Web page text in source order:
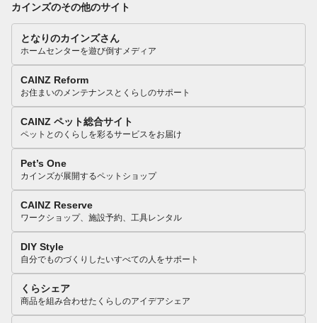
カインズのその他のサイト
となりのカインズさん
ホームセンターを遊び倒すメディア
CAINZ Reform
お住まいのメンテナンスとくらしのサポート
CAINZ ペット総合サイト
ペットとのくらしを彩るサービスをお届け
Pet’s One
カインズが展開するペットショップ
CAINZ Reserve
ワークショップ、施設予約、工具レンタル
DIY Style
自分でものづくりしたいすべての人をサポート
くらシェア
商品を組み合わせたくらしのアイデアシェア